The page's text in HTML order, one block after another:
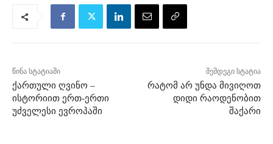
წინა სტატიაში
ქართული ღვინო –
ისტორიით ერთ-ერთი
უძველესი ევროპაში
შემდეგი სტატია
რატომ არ უნდა მივიღოთ
დიდი რაოდენობით
შაქარი